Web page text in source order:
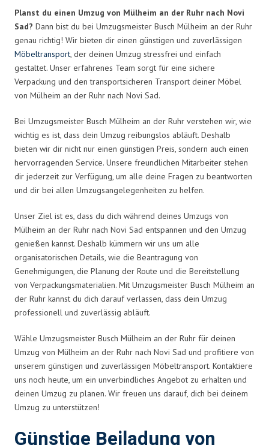
Planst du einen Umzug von Mülheim an der Ruhr nach Novi
Sad? Dann bist du bei Umzugsmeister Busch Mülheim an der Ruhr
genau richtig! Wir bieten dir einen günstigen und zuverlässigen
Möbeltransport, der deinen Umzug stressfrei und einfach
gestaltet. Unser erfahrenes Team sorgt für eine sichere
Verpackung und den transportsicheren Transport deiner Möbel
von Mülheim an der Ruhr nach Novi Sad.
Bei Umzugsmeister Busch Mülheim an der Ruhr verstehen wir, wie
wichtig es ist, dass dein Umzug reibungslos abläuft. Deshalb
bieten wir dir nicht nur einen günstigen Preis, sondern auch einen
hervorragenden Service. Unsere freundlichen Mitarbeiter stehen
dir jederzeit zur Verfügung, um alle deine Fragen zu beantworten
und dir bei allen Umzugsangelegenheiten zu helfen.
Unser Ziel ist es, dass du dich während deines Umzugs von
Mülheim an der Ruhr nach Novi Sad entspannen und den Umzug
genießen kannst. Deshalb kümmern wir uns um alle
organisatorischen Details, wie die Beantragung von
Genehmigungen, die Planung der Route und die Bereitstellung
von Verpackungsmaterialien. Mit Umzugsmeister Busch Mülheim an
der Ruhr kannst du dich darauf verlassen, dass dein Umzug
professionell und zuverlässig abläuft.
Wähle Umzugsmeister Busch Mülheim an der Ruhr für deinen
Umzug von Mülheim an der Ruhr nach Novi Sad und profitiere von
unserem günstigen und zuverlässigen Möbeltransport. Kontaktiere
uns noch heute, um ein unverbindliches Angebot zu erhalten und
deinen Umzug zu planen. Wir freuen uns darauf, dich bei deinem
Umzug zu unterstützen!
Günstige Beiladung von